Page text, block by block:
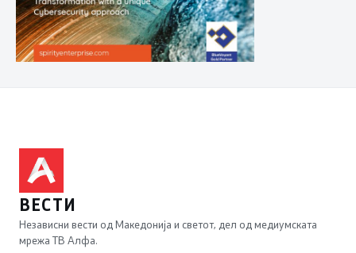
ВЕСТИ
Независни вести од Македонија и светот, дел од медиумската
мрежа ТВ Алфа.